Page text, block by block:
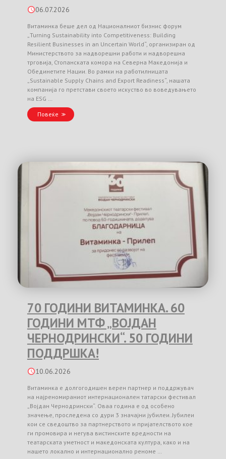
06.07.2026
Витаминка беше дел од Националниот бизнис форум
„Turning Sustainability into Competitiveness: Building
Resilient Businesses in an Uncertain World“, организиран од
Министерството за надворешни работи и надворешна
трговија, Стопанската комора на Северна Македонија и
Обединетите Нации. Во рамки на работилницата
„Sustainable Supply Chains and Export Readiness“, нашата
компанија го претстави своето искуство во воведувањето
на ESG …
Повеќе
70 ГОДИНИ ВИТАМИНКА. 60
ГОДИНИ МТФ „ВОЈДАН
ЧЕРНОДРИНСКИ“. 50 ГОДИНИ
ПОДДРШКА!
10.06.2026
Витаминка е долгогодишен верен партнер и поддржувач
на најреномираниот интернационален татарски фестивал
„Војдан Чернодрински“. Оваа година е од особено
значење, проследена со дури 3 значајни јубилеи. Јубилеи
кои се сведоштво за партнерството и пријателството кое
ги промовира и негува вистинските вредности на
театарската уметност и македонската култура, како и на
нашето локално и интернационално реноме …